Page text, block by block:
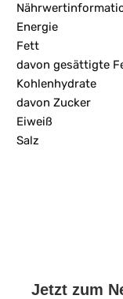
Energie
Fett
davon gesättigte
Kohlenhydrate
davon Zucker
Eiweiß
Salz
Jetzt zum